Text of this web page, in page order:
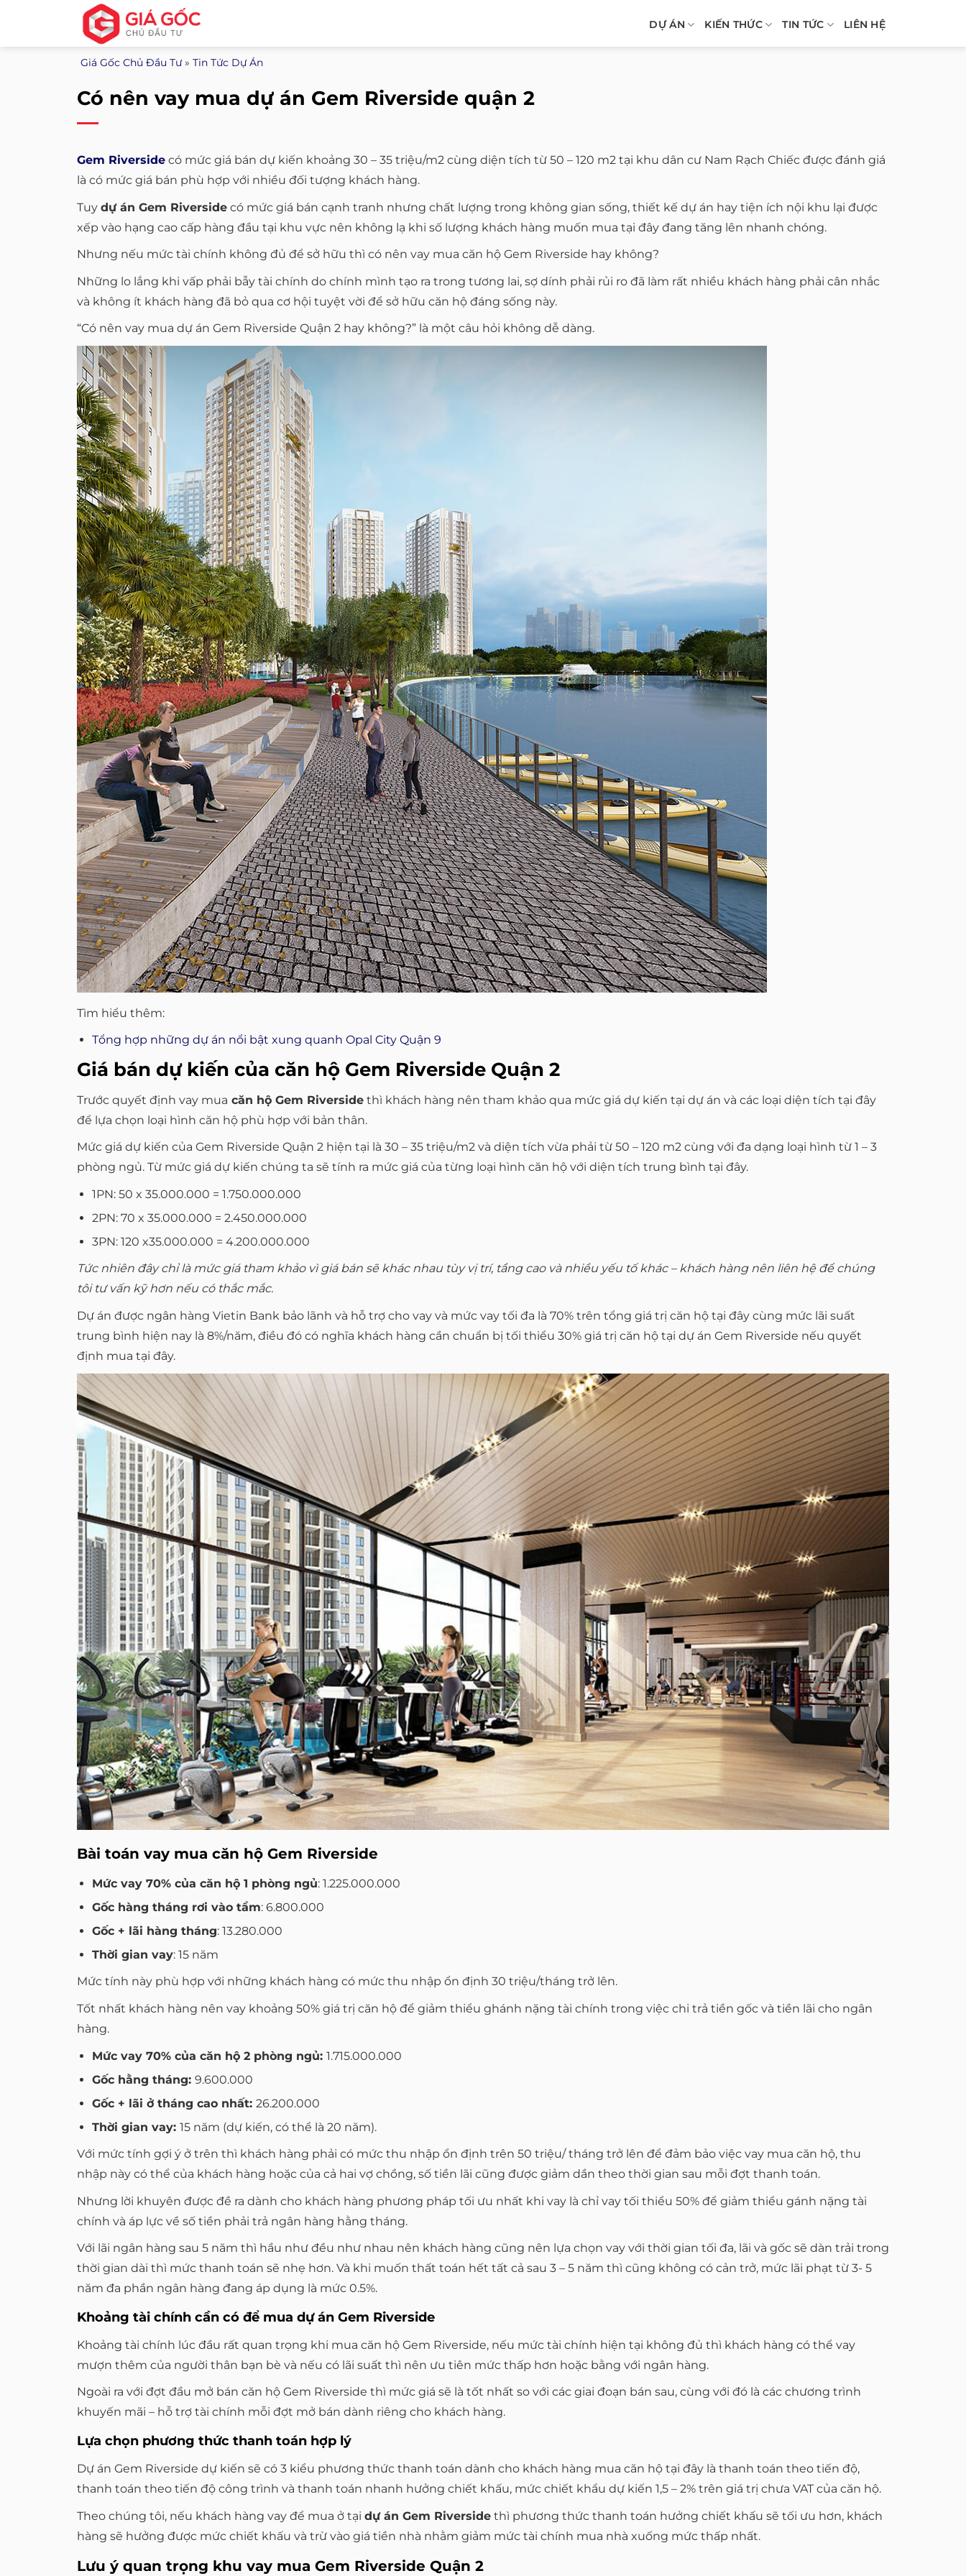
nội
DỰ ÁN KIẾN THỨC TIN TỨC LIÊN HỆ
Giá Gốc Chủ Đầu Tư» Tin Tức Dự Án
Có nên vay mua dự án Gem Riverside quận 2
Gem Riverside có mức giá bán dự kiến khoảng 30 – 35 triệu/m2 cùng diện tích từ 50 – 120 m2 tại khu dân cư Nam Rạch Chiếc được đánh giá
là có mức giá bán phù hợp với nhiều đối tượng khách hàng.
Tuy dự án Gem Riverside có mức giá bán cạnh tranh nhưng chất lượng trong không gian sống, thiết kế dự án hay tiện ích nội khu lại được
xếp vào hạng cao cấp hàng đầu tại khu vực nên không lạ khi số lượng khách hàng muốn mua tại đây đang tăng lên nhanh chóng.
Nhưng nếu mức tài chính không đủ để sở hữu thì có nên vay mua căn hộ Gem Riverside hay không?
Những lo lắng khi vấp phải bẫy tài chính do chính mình tạo ra trong tương lai, sợ dính phải rủi ro đã làm rất nhiều khách hàng phải cân nhắc
và không ít khách hàng đã bỏ qua cơ hội tuyệt vời để sở hữu căn hộ đáng sống này.
“Có nên vay mua dự án Gem Riverside Quận 2 hay không?” là một câu hỏi không dễ dàng.
Tìm hiểu thêm:
Tổng hợp những dự án nổi bật xung quanh Opal City Quận 9
Giá bán dự kiến của căn hộ Gem Riverside Quận 2
Trước quyết định vay mua căn hộ Gem Riverside thì khách hàng nên tham khảo qua mức giá dự kiến tại dự án và các loại diện tích tại đây
để lựa chọn loại hình căn hộ phù hợp với bản thân.
Mức giá dự kiến của Gem Riverside Quận 2 hiện tại là 30 – 35 triệu/m2 và diện tích vừa phải từ 50 – 120 m2 cùng với đa dạng loại hình từ 1 – 3
phòng ngủ. Từ mức giá dự kiến chúng ta sẽ tính ra mức giá của từng loại hình căn hộ với diện tích trung bình tại đây.
1PN: 50 x 35.000.000 = 1.750.000.000
2PN: 70 x 35.000.000 = 2.450.000.000
3PN: 120 x35.000.000 = 4.200.000.000
Tức nhiên đây chỉ là mức giá tham khảo vì giá bán sẽ khác nhau tùy vị trí, tầng cao và nhiều yếu tố khác – khách hàng nên liên hệ để chúng
tôi tư vấn kỹ hơn nếu có thắc mắc.
Dự án được ngân hàng Vietin Bank bảo lãnh và hỗ trợ cho vay và mức vay tối đa là 70% trên tổng giá trị căn hộ tại đây cùng mức lãi suất
trung bình hiện nay là 8%/năm, điều đó có nghĩa khách hàng cần chuẩn bị tối thiểu 30% giá trị căn hộ tại dự án Gem Riverside nếu quyết
định mua tại đây.
Bài toán vay mua căn hộ Gem Riverside
Mức vay 70% của căn hộ 1 phòng ngủ: 1.225.000.000
Gốc hàng tháng rơi vào tầm: 6.800.000
Gốc + lãi hàng tháng: 13.280.000
Thời gian vay: 15 năm
Mức tính này phù hợp với những khách hàng có mức thu nhập ổn định 30 triệu/tháng trở lên.
Tốt nhất khách hàng nên vay khoảng 50% giá trị căn hộ để giảm thiểu ghánh nặng tài chính trong việc chi trả tiền gốc và tiền lãi cho ngân
hàng.
Mức vay 70% của căn hộ 2 phòng ngủ: 1.715.000.000
Gốc hằng tháng: 9.600.000
Gốc + lãi ở tháng cao nhất: 26.200.000
Thời gian vay: 15 năm (dự kiến, có thể là 20 năm).
Với mức tính gợi ý ở trên thì khách hàng phải có mức thu nhập ổn định trên 50 triệu/ tháng trở lên để đảm bảo việc vay mua căn hộ, thu
nhập này có thể của khách hàng hoặc của cả hai vợ chồng, số tiền lãi cũng được giảm dần theo thời gian sau mỗi đợt thanh toán.
Nhưng lời khuyên được đề ra dành cho khách hàng phương pháp tối ưu nhất khi vay là chỉ vay tối thiểu 50% để giảm thiểu gánh nặng tài
chính và áp lực về số tiền phải trả ngân hàng hằng tháng.
Với lãi ngân hàng sau 5 năm thì hầu như đều như nhau nên khách hàng cũng nên lựa chọn vay với thời gian tối đa, lãi và gốc sẽ dàn trải trong
thời gian dài thì mức thanh toán sẽ nhẹ hơn. Và khi muốn thất toán hết tất cả sau 3 – 5 năm thì cũng không có cản trở, mức lãi phạt từ 3- 5
năm đa phần ngân hàng đang áp dụng là mức 0.5%.
Khoảng tài chính cần có để mua dự án Gem Riverside
Khoảng tài chính lúc đầu rất quan trọng khi mua căn hộ Gem Riverside, nếu mức tài chính hiện tại không đủ thì khách hàng có thể vay
mượn thêm của người thân bạn bè và nếu có lãi suất thì nên ưu tiên mức thấp hơn hoặc bằng với ngân hàng.
Ngoài ra với đợt đầu mở bán căn hộ Gem Riverside thì mức giá sẽ là tốt nhất so với các giai đoạn bán sau, cùng với đó là các chương trình
khuyến mãi – hỗ trợ tài chính mỗi đợt mở bán dành riêng cho khách hàng.
Lựa chọn phương thức thanh toán hợp lý
Dự án Gem Riverside dự kiến sẽ có 3 kiểu phương thức thanh toán dành cho khách hàng mua căn hộ tại đây là thanh toán theo tiến độ,
thanh toán theo tiến độ công trình và thanh toán nhanh hưởng chiết khấu, mức chiết khẩu dự kiến 1,5 – 2% trên giá trị chưa VAT của căn hộ.
Theo chúng tôi, nếu khách hàng vay để mua ở tại dự án Gem Riverside thì phương thức thanh toán hưởng chiết khấu sẽ tối ưu hơn, khách
hàng sẽ hưởng được mức chiết khấu và trừ vào giá tiền nhà nhằm giảm mức tài chính mua nhà xuống mức thấp nhất.
Lưu ý quan trọng khu vay mua Gem Riverside Quận 2